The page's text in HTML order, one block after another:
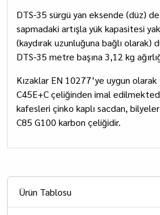
DTS-35 sürgü yan eksende (düz)
sapmadaki artışla yük kapasitesi
(kaydırak uzunluğuna bağlı olarak)
DTS-35 metre başına 3,12 kg
Kızaklar EN 10277’ye uygun
C45E+C çeliğinden imal
kafesleri çinko kaplı sacdan,
C85 G100 karbon çeliğidir.
Ürün Tablosu